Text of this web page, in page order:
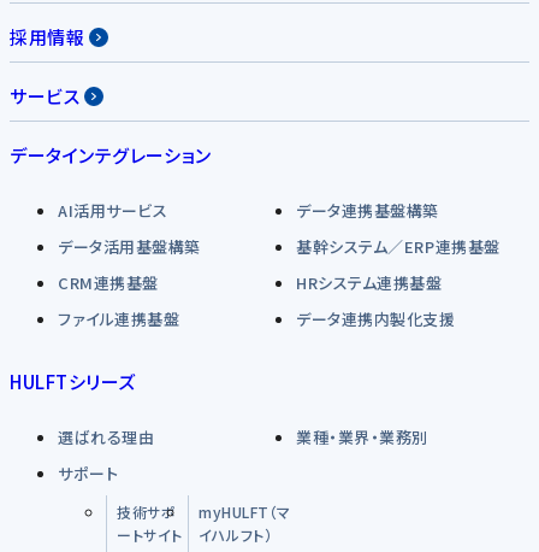
採用情報
サービス
データインテグレーション
AI活用サービス
データ連携基盤構築
データ活用基盤構築
基幹システム／ERP連携基盤
CRM連携基盤
HRシステム連携基盤
ファイル連携基盤
データ連携内製化支援
HULFTシリーズ
選ばれる理由
業種・業界・業務別
サポート
技術サポ
ートサイト
myHULFT（マ
イハルフト）